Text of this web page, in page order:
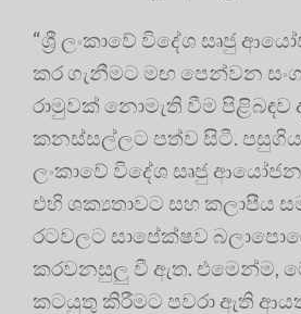
“ශ්‍රී ලංකාවේ විදේශ සෘජු
කර ගැනීමට මඟ පෙන්වන
රාමුවක් නොමැති වීම පිළිබඳව ද
කනස්සල්ලට පත්ව සිටී. පසුගිය
ලංකාවේ විදේශ සෘජු
එහි ශක්‍යතාවට සහ කලාපීය
රටවලට සාපේක්ෂව
කරවනසුලු වී ඇත. එමෙන්ම,
කටයුතු කිරීමට පවරා ඇති